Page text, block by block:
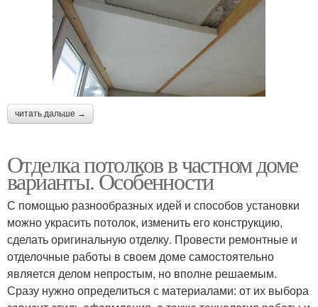
читать дальше →
Отделка потолков в частном доме
варианты. Особенности
С помощью разнообразных идей и способов установки
можно украсить потолок, изменить его конструкцию,
сделать оригинальную отделку. Провести ремонтные и
отделочные работы в своем доме самостоятельно
является делом непростым, но вполне решаемым.
Сразу нужно определиться с материалами: от их выбора